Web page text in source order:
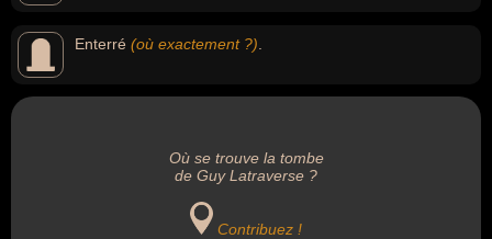
Enterré (où exactement ?)
Où se trouve la tombe
de Guy Latraverse ?
Contribuez !